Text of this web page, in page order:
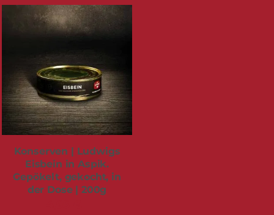
Konserven | Ludwigs
Eisbein in Aspik.
Gepökelt, gekocht, in
der Dose | 200g